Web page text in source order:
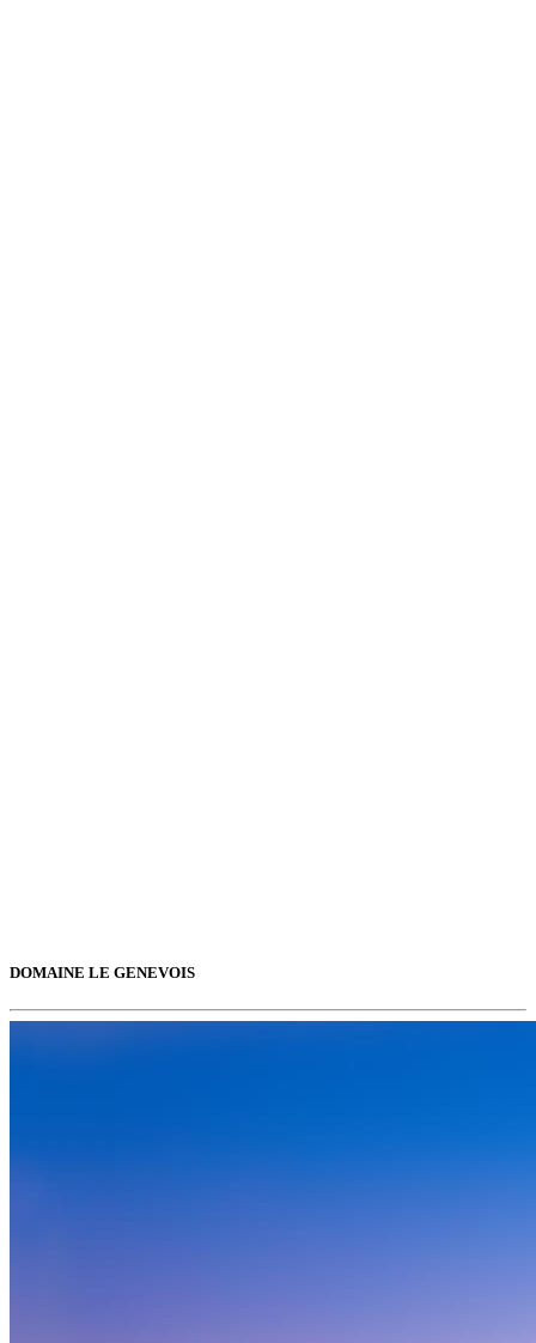
DOMAINE LE GENEVOIS